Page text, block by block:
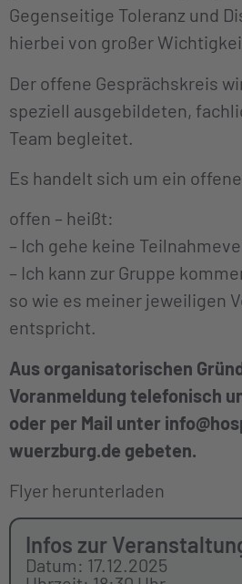
Gegenseitige Toleranz und
hierbei von großer
Der offene Gesprächskreis
speziell ausgebildeten,
Team begleitet.
Es handelt sich um ein
offen – heißt:
– Ich gehe keine
– Ich kann zur Gruppe
so wie es meiner jeweiligen
entspricht.
Aus organisatorischen
Voranmeldung telefonisch
oder per Mail unter
wuerzburg.de gebeten.
Flyer herunterladen
Infos zur
Datum: 17.12.2025